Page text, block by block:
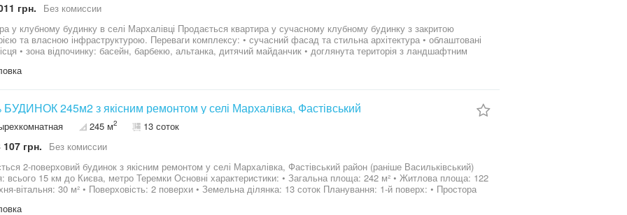
грн.
Без комиссии
будинку в селі Мархалівці Продається квартира у сучасному клубному будинку з закритою
інфраструктурою. Переваги комплексу: • сучасний фасад та стильна архітектура • облаштовані
територія з ландшафтним
індивідуальне газове опалення • квартира після забудовника, готова до косметичного
Без % БУДИНОК 245м2 з якісним ремонтом у селі Мархалівка, Фастівський
245 м2 13 соток
107 грн.
Без комиссии
2-поверховий будинок з якісним ремонтом у селі Мархалівка, Фастівський район (раніше Васильківський)
км до Києва, метро Теремки Основні характеристики: • Загальна площа: 242 м² • Житлова площа: 122
вітальня: 30 м² • Поверховість: 2 поверхи • Земельна ділянка: 13 соток Планування: 1-й поверх: • Простора
відкритому вогні) • Санвузол із душовою кабіною • Гараж на дві автівки з прямим входом у будинок 2-й поверх: